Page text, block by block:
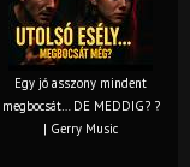
Egy jó asszony mindent
megbocsát… DE MEDDIG? ?
| Gerry Music